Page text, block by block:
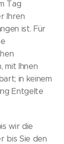
Tag
Ihren
ist. Für
mit Ihnen
in keinem
Entgelte
wir die
bis Sie den